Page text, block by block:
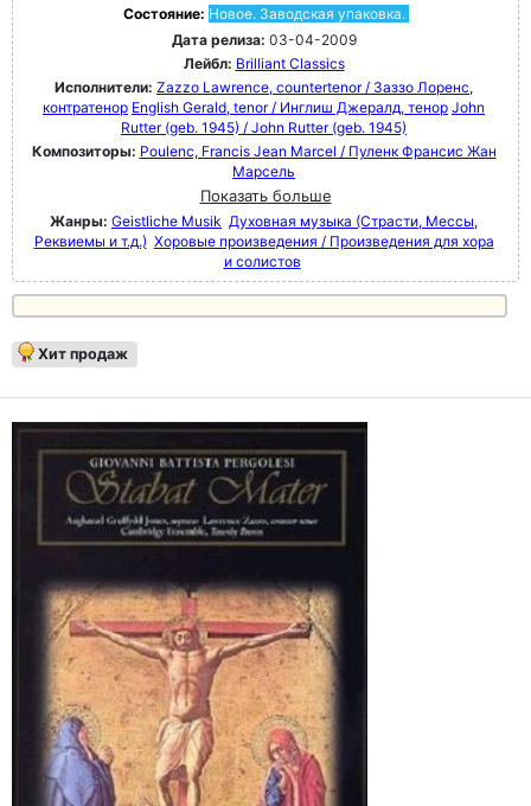
Состояние: Новое. Заводская упаковка.
Дата релиза: 03-04-2009
Лейбл: Brilliant Classics
Исполнители: Zazzo Lawrence, countertenor / Заззо Лоренс,
контратенор English Gerald, tenor / Инглиш Джералд, тенор John
Rutter (geb. 1945) / John Rutter (geb. 1945)
Композиторы: Poulenc, Francis Jean Marcel / Пуленк Франсис Жан
Марсель
Показать больше
Жанры: Geistliche Musik Духовная музыка (Страсти, Мессы,
Реквиемы и т.д.) Хоровые произведения / Произведения для хора
и солистов
Хит продаж